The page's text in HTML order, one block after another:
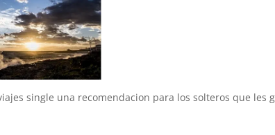
single una recomendacion para los solteros que